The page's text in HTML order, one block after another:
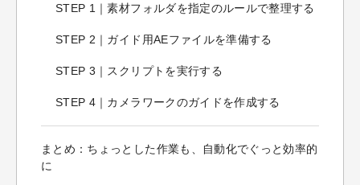
STEP 1｜素材フォルダを指定のルールで整理する
STEP 2｜ガイド用AEファイルを準備する
STEP 3｜スクリプトを実行する
STEP 4｜カメラワークのガイドを作成する
まとめ：ちょっとした作業も、自動化でぐっと効率的
に